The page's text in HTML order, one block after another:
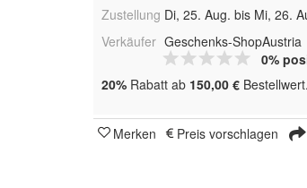
Zustellung Di, 25. Aug. bis Mi, 26.
Verkäufer Geschenks-ShopAustria
0%
20% Rabatt ab 150,00 € Bestellwert.
Merken Preis vorschlagen